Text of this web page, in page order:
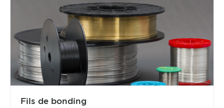
Fils de bonding